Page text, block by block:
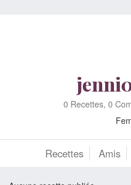
0 Recettes, 0
Recettes Amis